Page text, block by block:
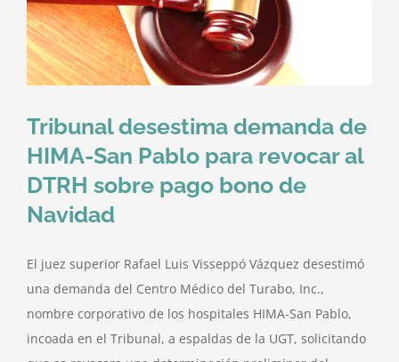
Tribunal desestima demanda de
HIMA-San Pablo para revocar al
DTRH sobre pago bono de
Navidad
El juez superior Rafael Luis Visseppó Vázquez desestimó
una demanda del Centro Médico del Turabo, Inc.,
nombre corporativo de los hospitales HIMA-San Pablo,
incoada en el Tribunal, a espaldas de la UGT, solicitando